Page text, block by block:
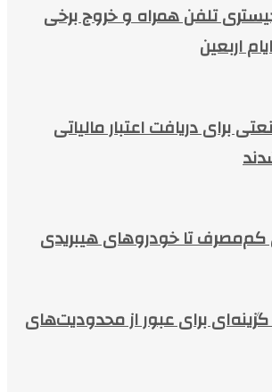
تلفن همراه و خروج برخی
اربعین
برای دریافت اعتبار مالیاتی
کم‌مصرف تا خودروهای هیبریدی
برای عبور از محدودیت‌های